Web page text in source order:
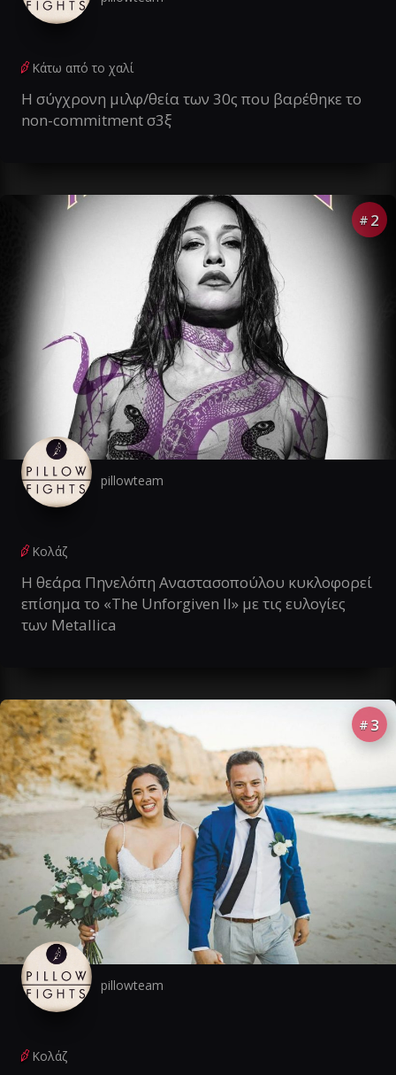
Κάτω από το χαλί
Η σύγχρονη μιλφ/θεία των 30ς που βαρέθηκε το
non-commitment σ3ξ
# 2
pillowteam
Κολάζ
Η θεάρα Πηνελόπη Αναστασοπούλου κυκλοφορεί
επίσημα το «The Unforgiven II» με τις ευλογίες
των Metallica
# 3
pillowteam
Κολάζ